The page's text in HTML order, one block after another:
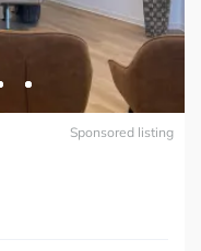
Sponsored listing